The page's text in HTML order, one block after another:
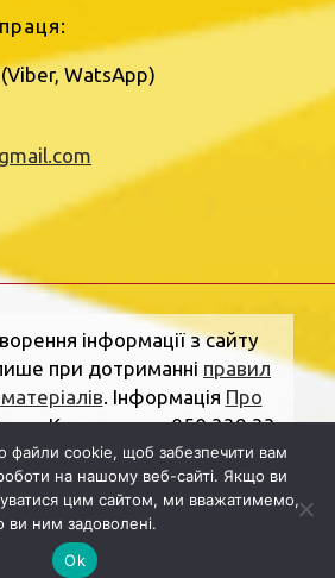
WatsApp)
інформації з сайту
при дотриманні правил
. Інформація Про
Копиця, тел. 050 339 33
.Адреса
2, Рівне, Рівненська
Електронна пошта:
файли cookie, щоб забезпечити вам
на нашому веб-сайті. Якщо ви
цим сайтом, ми вважатимемо,
ви ним задоволені.
Ok